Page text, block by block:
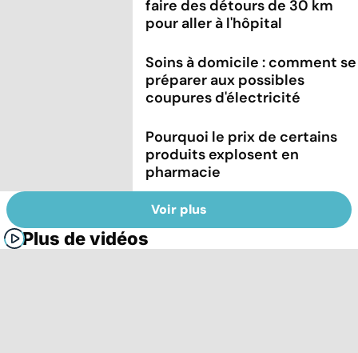
faire des détours de 30 km
pour aller à l'hôpital
Soins à domicile : comment se
préparer aux possibles
coupures d'électricité
Pourquoi le prix de certains
produits explosent en
pharmacie
Voir plus
Plus de vidéos